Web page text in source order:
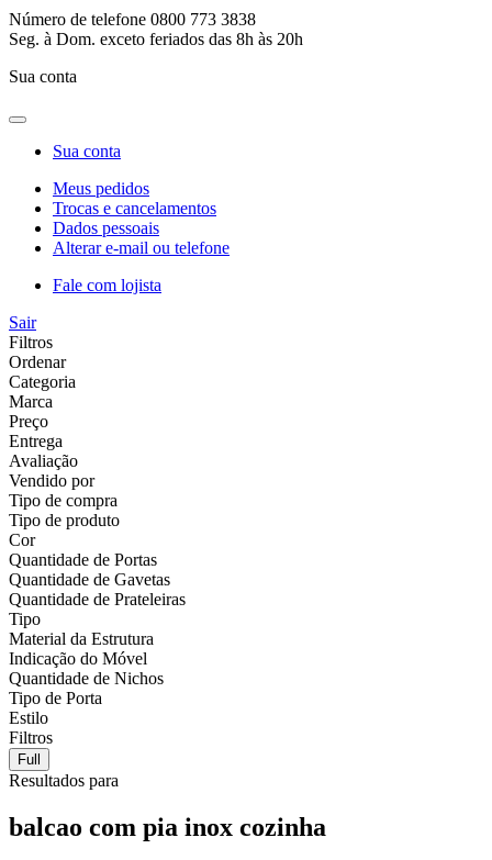
Número de telefone 0800 773 3838
Seg. à Dom. exceto feriados das 8h às 20h
Sua conta
Sua conta
Meus pedidos
Trocas e cancelamentos
Dados pessoais
Alterar e-mail ou telefone
Fale com lojista
Sair
Filtros
Ordenar
Categoria
Marca
Preço
Entrega
Avaliação
Vendido por
Tipo de compra
Tipo de produto
Cor
Quantidade de Portas
Quantidade de Gavetas
Quantidade de Prateleiras
Tipo
Material da Estrutura
Indicação do Móvel
Quantidade de Nichos
Tipo de Porta
Estilo
Filtros
Full
Resultados para
balcao com pia inox cozinha